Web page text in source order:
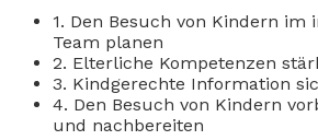
1. Den Besuch von Kindern im
Team planen
2. Elterliche Kompetenzen
3. Kindgerechte Information
4. Den Besuch von Kindern
und nachbereiten